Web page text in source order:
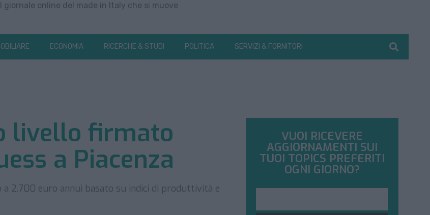
giornale online del made in Italy che si muove
ECONOMIA RICERCHE & STUDI POLITICA SERVIZI & FORNITORI
livello firmato
a Piacenza
a 2.700 euro annui basato su indici di produttività e
VUOI RICEVERE
AGGIORNAMENTI SUI
TUOI TOPICS PREFERITI
OGNI GIORNO?